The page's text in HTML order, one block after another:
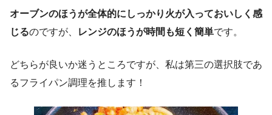
オーブンのほうが全体的にしっかり火が入っておいしく感
じるのですが、 レンジのほうが時間も短く簡単です。
どちらが良いか迷うところですが、私は第三の選択肢であ
るフライパン調理を推します！